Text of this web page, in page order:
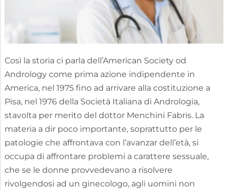
Così la storia ci parla dell’American Society od
Andrology come prima azione indipendente in
America, nel 1975 fino ad arrivare alla costituzione a
Pisa, nel 1976 della Società Italiana di Andrologia,
stavolta per merito del dottor Menchini Fabris. La
materia a dir poco importante, soprattutto per le
patologie che affrontava con l’avanzar dell’età, si
occupa di affrontare problemi a carattere sessuale,
che se le donne provvedevano a risolvere
rivolgendosi ad un ginecologo, agli uomini non